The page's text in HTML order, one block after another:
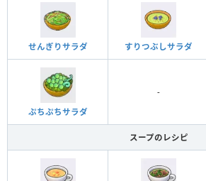
せんぎりサラダ すりつぶしサラダ
ぷちぷちサラダ
-
スープのレシピ